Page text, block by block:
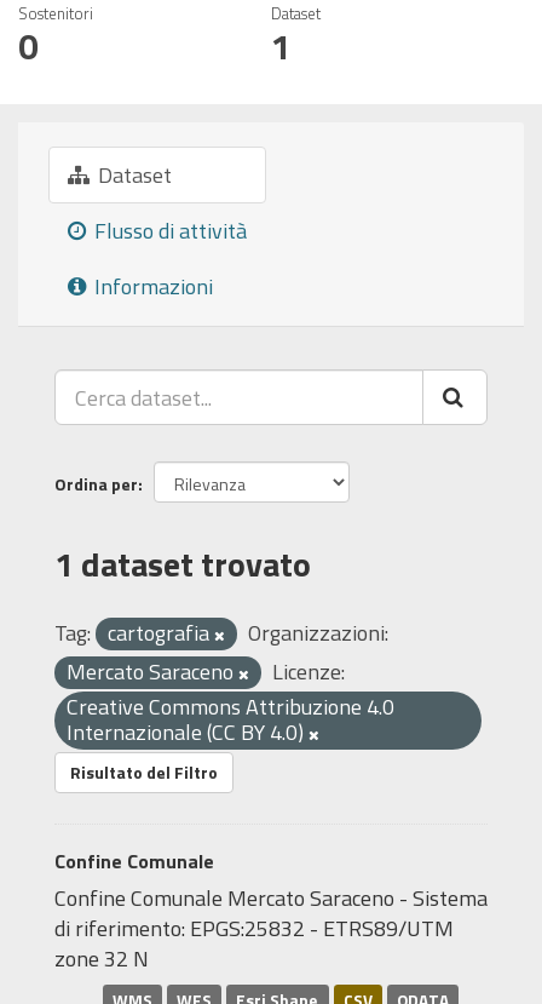
Sostenitori
0
Dataset
1
Dataset
Flusso di attività
Informazioni
Ordina per
1 dataset trovato
Tag: cartografia
Organizzazioni:
Mercato Saraceno
Licenze:
Creative Commons Attribuzione 4.0
Internazionale (CC BY 4.0)
Risultato del Filtro
Confine Comunale
Confine Comunale Mercato Saraceno - Sistema
di riferimento: EPGS:25832 - ETRS89/UTM
zone 32 N